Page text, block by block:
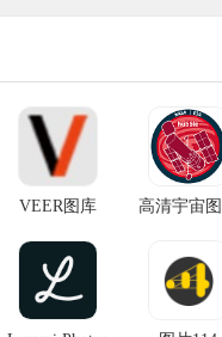
VEER图库 高清宇宙